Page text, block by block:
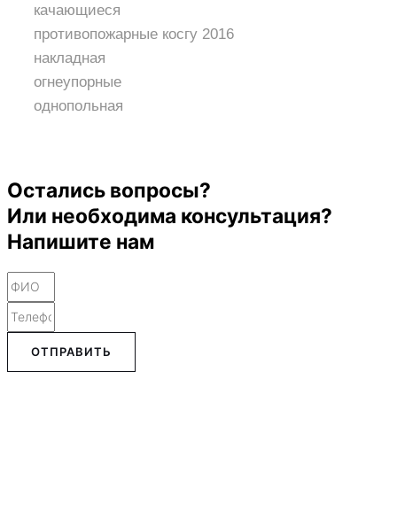
качающиеся
противопожарные косгу 2016
накладная
огнеупорные
однопольная
Остались вопросы?
Или необходима консультация?
Напишите нам
ОТПРАВИТЬ